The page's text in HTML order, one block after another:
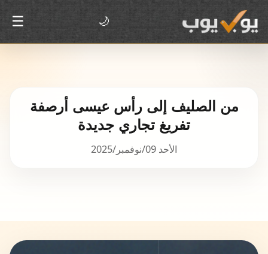
🌙
☰
من الصليف إلى رأس عيسى أرصفة
تفريغ تجاري جديدة
الأحد 09/نوفمبر/2025